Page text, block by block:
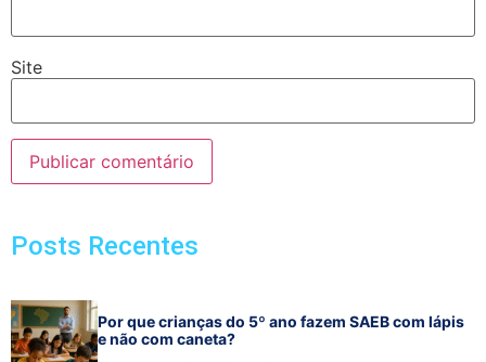
Site
Posts Recentes
Por que crianças do 5º ano fazem SAEB com lápis
e não com caneta?